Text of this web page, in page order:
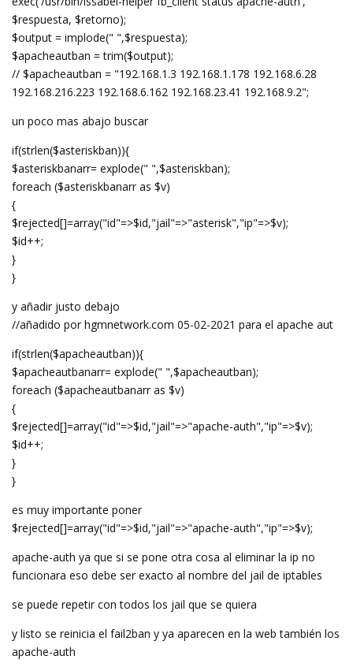
$respuesta, $retorno);
$output = implode(" ",$respuesta);
$apacheautban = trim($output);
// $apacheautban = "192.168.1.3 192.168.1.178 192.168.6.28
192.168.216.223 192.168.6.162 192.168.23.41 192.168.9.2";
un poco mas abajo buscar
if(strlen($asteriskban)){
$asteriskbanarr= explode(" ",$asteriskban);
foreach ($asteriskbanarr as $v)
{
$rejected[]=array("id"=>$id,"jail"=>"asterisk","ip"=>$v);
$id++;
}
}
y añadir justo debajo
//añadido por hgmnetwork.com 05-02-2021 para el apache aut
if(strlen($apacheautban)){
$apacheautbanarr= explode(" ",$apacheautban);
foreach ($apacheautbanarr as $v)
{
$rejected[]=array("id"=>$id,"jail"=>"apache-auth","ip"=>$v);
$id++;
}
}
es muy importante poner
$rejected[]=array("id"=>$id,"jail"=>"apache-auth","ip"=>$v);
apache-auth ya que si se pone otra cosa al eliminar la ip no
funcionara eso debe ser exacto al nombre del jail de iptables
se puede repetir con todos los jail que se quiera
y listo se reinicia el fail2ban y ya aparecen en la web también los
apache-auth